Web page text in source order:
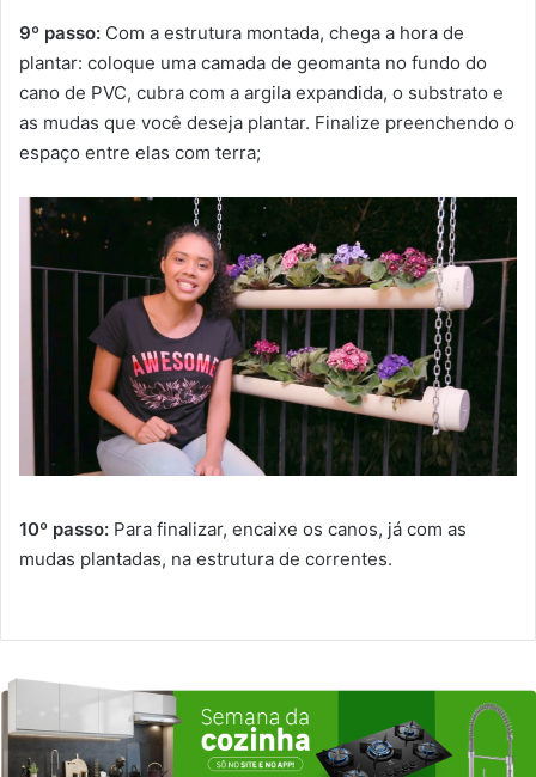
9º passo: Com a estrutura montada, chega a hora de
plantar: coloque uma camada de geomanta no fundo do
cano de PVC, cubra com a argila expandida, o substrato e
as mudas que você deseja plantar. Finalize preenchendo o
espaço entre elas com terra;
10º passo: Para finalizar, encaixe os canos, já com as
mudas plantadas, na estrutura de correntes.